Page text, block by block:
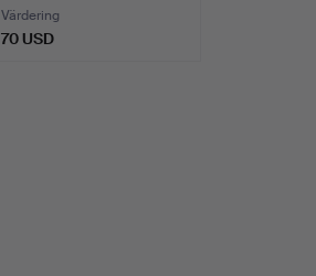
Värdering
70 USD